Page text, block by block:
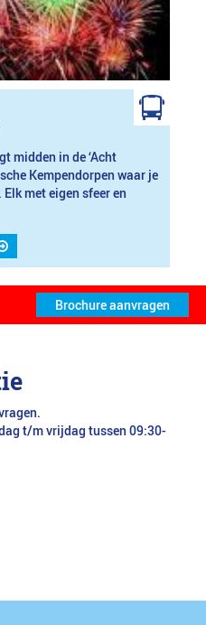
midden in de ‘Acht
Kempendorpen waar je
met eigen sfeer en
t/m vrijdag tussen 09:30-